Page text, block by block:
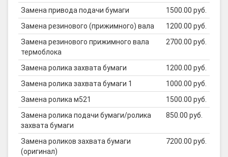
Замена привода подачи бумаги
1500.00 руб.
Замена резинового (прижимного) вала
1200.00 руб.
Замена резинового прижимного вала
термоблока
2700.00 руб.
Замена ролика захвата бумаги
1200.00 руб.
Замена ролика захвата бумаги 1
1000.00 руб.
Замена ролика м521
1500.00 руб.
Замена ролика подачи бумаги/ролика
захвата бумаги
850.00 руб.
Замена роликов захвата бумаги
(оригинал)
7200.00 руб.